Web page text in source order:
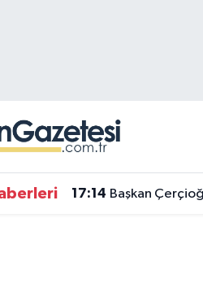
17:14 Başkan
ve Fikstür